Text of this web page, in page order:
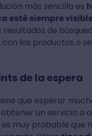
más sencilla es
esté siempre
resultados de
los productos o
de la espera
que esperar
un servicio o
muy probable que